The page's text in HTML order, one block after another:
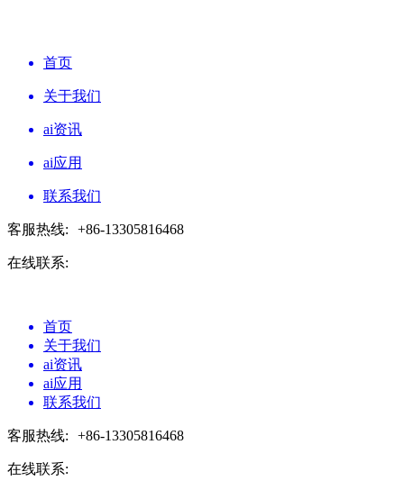
首页
关于我们
ai资讯
ai应用
联系我们
客服热线: +86-13305816468
在线联系:
首页
关于我们
ai资讯
ai应用
联系我们
客服热线: +86-13305816468
在线联系: